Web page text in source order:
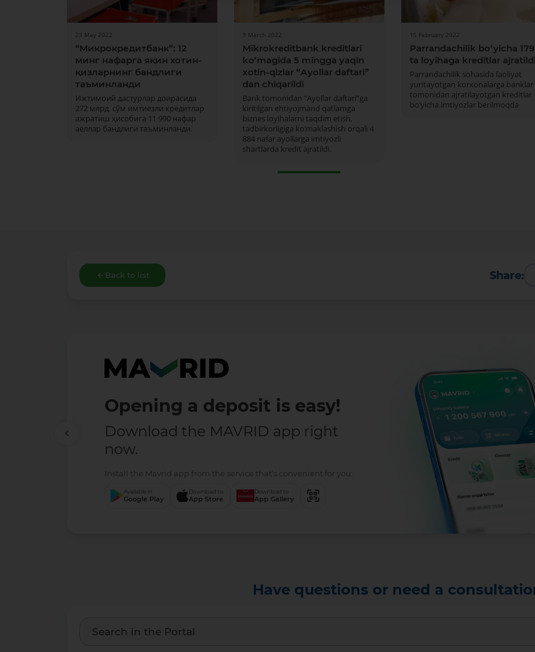
23 May 2022
“Микрокредитбанк”: 12
минг нафарга яқин хотин-
қизларнинг бандлиги
таъминланди
Ижтимоий дастурлар доирасида
272 млрд. сўм имтиёзли кредитлар
ажратиш ҳисобига 11 990 нафар
аёллар бандлиги таъминланди.
9 March 2022
Mikrokreditbank kreditlari
ko‘magida 5 mingga yaqin
xotin-qizlar “Аyollar daftari”
dan chiqarildi
Bank tomonidan “Аyollar daftari”ga
kiritilgan ehtiyojmand qatlamga
biznes loyihalarni taqdim etish,
tadbirkorligiga koʼmaklashish orqali 4
884 nafar ayollarga imtiyozli
shartlarda kredit ajratildi.
15 February 2022
Parrandachilik bo‘yicha 179
ta loyihaga kreditlar ajratildi
Parrandachilik sohasida faoliyat
yuritayotgan korxonalarga banklar
tomonidan ajratilayotgan kreditlar
bo‘yicha imtiyozlar berilmoqda
Back to list Share:
Opening a deposit is easy!
Download the MAVRID app right
now.
Install the Mavrid app from the service that’s convenient for you:
Available in
Google Play
Download to
App Store
Download to
App Gallery
Have questions or need a